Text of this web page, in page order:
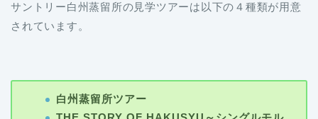
サントリー白州蒸留所の見学ツアーは以下の４種類が用意
されています。
白州蒸留所ツアー